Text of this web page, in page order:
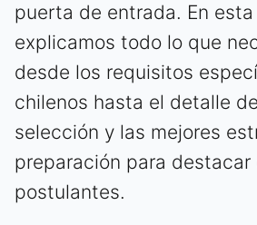
puerta de entrada. En
explicamos todo lo que
desde los requisitos
chilenos hasta el detalle
selección y las mejores
preparación para destacar
postulantes.